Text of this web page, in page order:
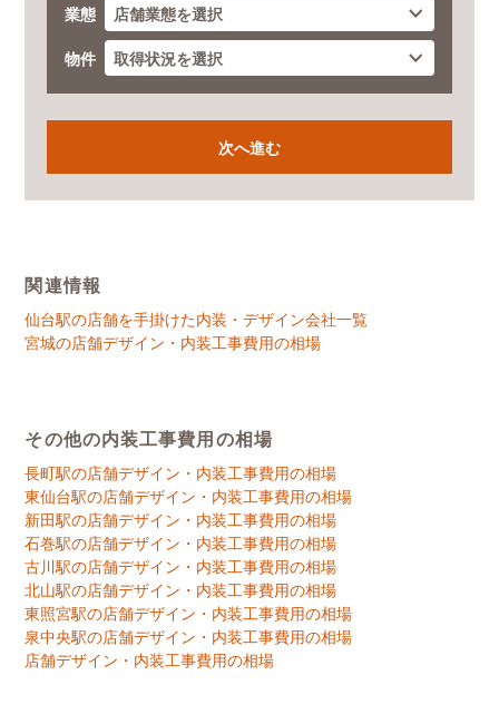
業態
物件
関連情報
仙台駅の店舗を手掛けた内装・デザイン会社一覧
宮城の店舗デザイン・内装工事費用の相場
その他の内装工事費用の相場
長町駅の店舗デザイン・内装工事費用の相場
東仙台駅の店舗デザイン・内装工事費用の相場
新田駅の店舗デザイン・内装工事費用の相場
石巻駅の店舗デザイン・内装工事費用の相場
古川駅の店舗デザイン・内装工事費用の相場
北山駅の店舗デザイン・内装工事費用の相場
東照宮駅の店舗デザイン・内装工事費用の相場
泉中央駅の店舗デザイン・内装工事費用の相場
店舗デザイン・内装工事費用の相場